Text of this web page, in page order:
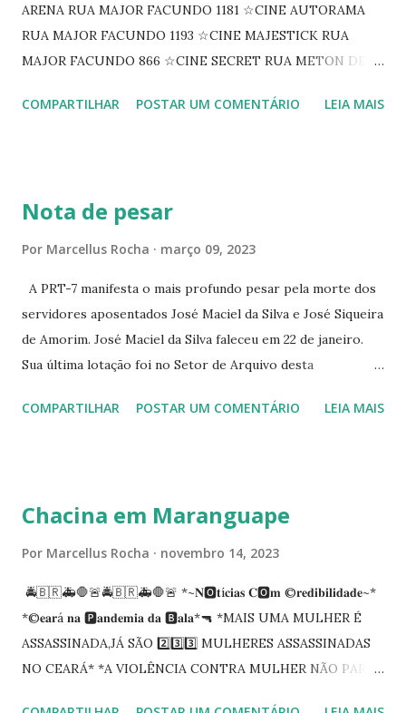
ARENA RUA MAJOR FACUNDO 1181 ☆CINE AUTORAMA
RUA MAJOR FACUNDO 1193 ☆CINE MAJESTICK RUA
MAJOR FACUNDO 866 ☆CINE SECRET RUA METON DE
PEIXOTO 1307 ☆CINE IRIS RUA FLORIANO PEIXOTO 1206
☆CINE VIP CLUBE RUA 24 DE MAIO 825 ☆CINE ECLIPSE
COMPARTILHAR POSTAR UM COMENTÁRIO LEIA MAIS
Nota de pesar
Por Marcellus Rocha março 09, 2023
A PRT-7 manifesta o mais profundo pesar pela morte dos
servidores aposentados José Maciel da Silva e José Siqueira
de Amorim. José Maciel da Silva faleceu em 22 de janeiro.
Sua última lotação foi no Setor de Arquivo desta
Siqueira Amorim faleceu em 28 de fevereiro e encerrou a
enquanto atuaram nesta instituição.
COMPARTILHAR POSTAR UM COMENTÁRIO LEIA MAIS
Chacina em Maranguape
Por Marcellus Rocha novembro 14, 2023
🚔🇧🇷🚑🛑🚨🚔🇧🇷🚑🛑🚨 *~𝐍🅾️𝐭í𝐜𝐢𝐚𝐬 𝐂🅾️𝐦 ©️𝐫𝐞𝐝𝐢𝐛𝐢𝐥𝐢𝐝𝐚𝐝𝐞~*
*©️𝐞𝐚𝐫á 𝐧𝐚 🅿️𝐚𝐧𝐝𝐞𝐦𝐢𝐚 𝐝𝐚 🅱️𝐚𝐥𝐚*🔫 *MAIS UMA MULHER É
ASSASSINADA,JÁ SÃO 2️⃣3️⃣3️⃣ MULHERES ASSASSINADAS
NO CEARÁ* *A VIOLÊNCIA CONTRA MULHER NÃO PARA